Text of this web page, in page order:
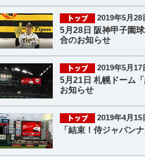
2019年5月28
5月28日 阪神甲子園
合のお知らせ
2019年5月17
5月21日 札幌ドーム
お知らせ
2019年4月15
「結束！侍ジャパン